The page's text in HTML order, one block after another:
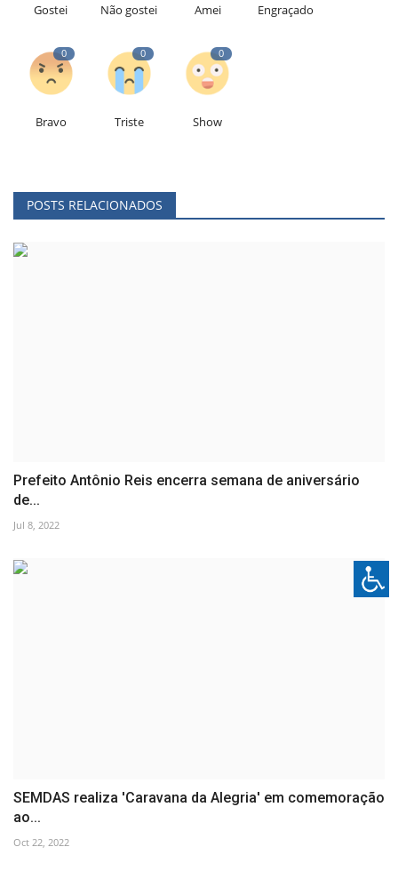
Gostei Não gostei Amei Engraçado
0
Bravo
0
Triste
0
Show
POSTS RELACIONADOS
Prefeito Antônio Reis encerra semana de aniversário
de...
Jul 8, 2022
SEMDAS realiza 'Caravana da Alegria' em comemoração
ao...
Oct 22, 2022